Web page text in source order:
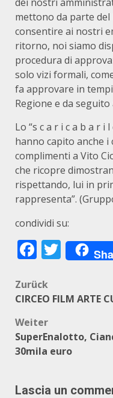
mettono da parte
consentire ai nostri
ritorno, noi siamo
procedura di
solo vizi formali,
fa approvare in
Regione e da
Lo “s c a r i c a b a r i
hanno capito anche i
complimenti a Vito
che ricopre
rispettando, lui in
rappresenta”.
condividi su:
Zurück
CIRCEO FILM ARTE
Weiter
SuperEnalotto,
30mila euro
Lascia un